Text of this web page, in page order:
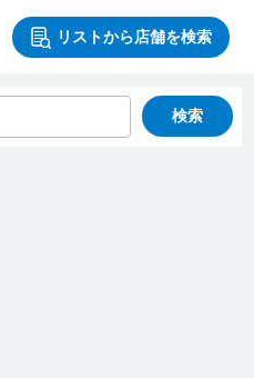
リストから店舗を検索
検索